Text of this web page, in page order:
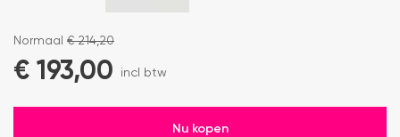
Normaal €214,20
€ 193,00 incl btw
Nu kopen